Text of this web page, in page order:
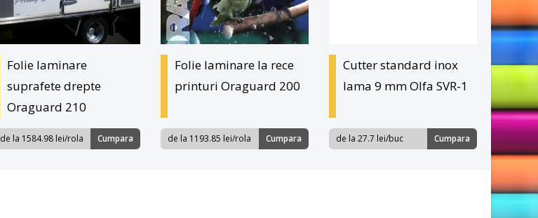
Folie laminare
suprafete drepte
Oraguard 210
de la 1584.98 lei/rola Cumpara
Folie laminare la rece
printuri Oraguard 200
de la 1193.85 lei/rola Cumpara
Cutter standard inox
lama 9 mm Olfa SVR-1
de la 27.7 lei/buc Cumpara